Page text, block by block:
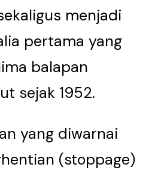
menjadi
pertama yang
balapan
sejak 1952.
yang diwarnai
(stoppage)